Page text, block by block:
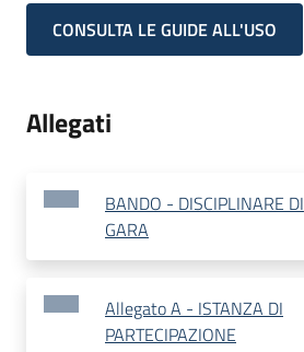
CONSULTA LE GUIDE ALL'USO
Allegati
BANDO - DISCIPLINARE DI
GARA
Allegato A - ISTANZA DI
PARTECIPAZIONE